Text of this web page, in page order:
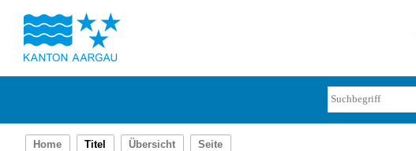
Home Titel Übersicht Seite